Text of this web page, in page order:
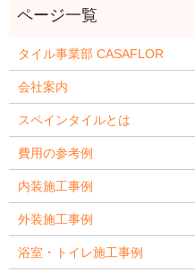
タイル事業部 CASAFLOR
会社案内
スペインタイルとは
費用の参考例
内装施工事例
外装施工事例
浴室・トイレ施工事例